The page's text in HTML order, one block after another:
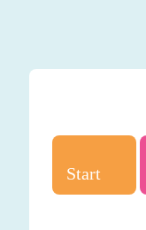
Start